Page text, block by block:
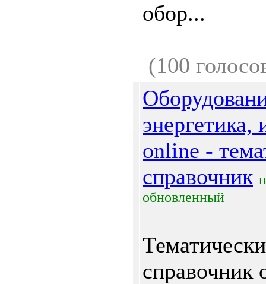
обор...
(100
энергетика,
online -
справочник
обновленный
справочник